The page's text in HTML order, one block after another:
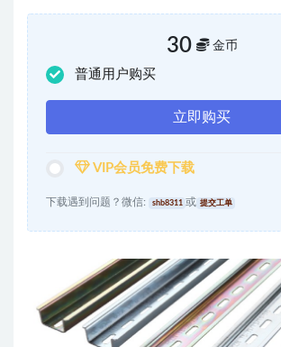
30 金币
普通用户购买
立即购买
VIP会员免费下载
下载遇到问题？微信: shb8311 或 提交工单